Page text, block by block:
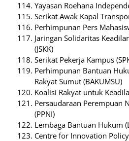
Yayasan Roehana
Serikat Awak Kapal
Perhimpunan Pers
Jaringan Solidaritas
(JSKK)
Serikat Pekerja Kampus
Perhimpunan Bantuan
Rakyat Sumut (BAKUMSU)
Koalisi Rakyat untuk
Persaudaraan Perempuan
(PPNI)
Lembaga Bantuan Hukum
Centre for Innovation